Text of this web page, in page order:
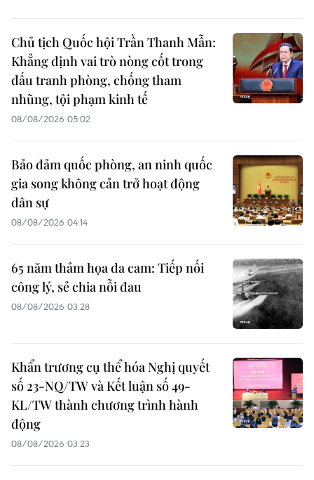
Chủ tịch Quốc hội Trần Thanh Mẫn:
Khẳng định vai trò nòng cốt trong
đấu tranh phòng, chống tham
nhũng, tội phạm kinh tế
08/08/2026 05:02
Bảo đảm quốc phòng, an ninh quốc
gia song không cản trở hoạt động
dân sự
08/08/2026 04:14
65 năm thảm họa da cam: Tiếp nối
công lý, sẻ chia nỗi đau
08/08/2026 03:28
Khẩn trương cụ thể hóa Nghị quyết
số 23-NQ/TW và Kết luận số 49-
KL/TW thành chương trình hành
động
08/08/2026 03:23